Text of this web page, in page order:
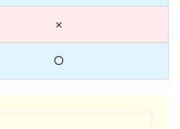
×
○